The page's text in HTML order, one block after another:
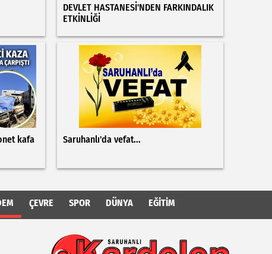
DEVLET HASTANESİ'NDEN FARKINDALIK
ETKİNLİĞİ
kafa
Saruhanlı'da vefat...
ÇEVRE SPOR DÜNYA EĞITIM